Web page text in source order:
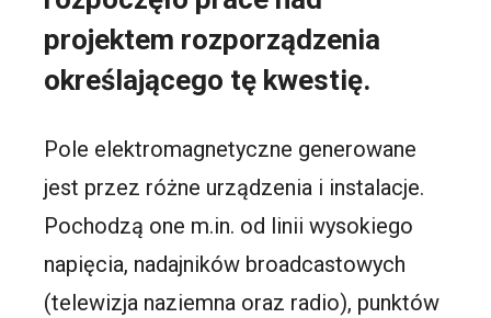
projektem rozporządzenia
określającego tę kwestię.
Pole elektromagnetyczne generowane
jest przez różne urządzenia i instalacje.
Pochodzą one m.in. od linii wysokiego
napięcia, nadajników broadcastowych
(telewizja naziemna oraz radio), punktów